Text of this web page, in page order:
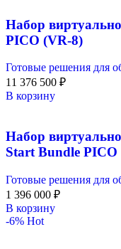
Набор
PICO (VR-8)
Готовые решения для
11 376 500 ₽
В корзину
Набор
Start Bundle PICO
Готовые решения для
1 396 000 ₽
В корзину
-6% Hot